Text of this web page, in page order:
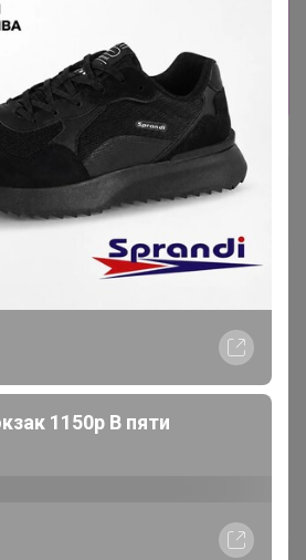
о заказах доступна
клуба
94
можно такие открыть, по цене
exclusive/kadin-hakiki-deri-b...
1150р В пяти